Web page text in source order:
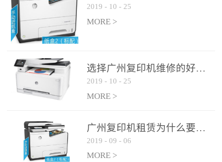
2019 - 10 - 25
MORE >
选择广州复印机维修的好处有哪些?
2019 - 10 - 25
MORE >
广州复印机租赁为什么要选大平台
2019 - 09 - 06
MORE >